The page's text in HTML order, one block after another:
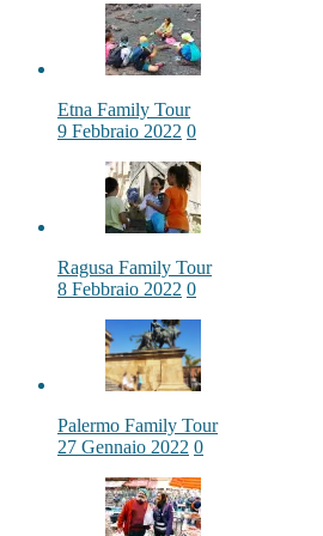
Etna Family Tour
9 Febbraio 2022 0
Ragusa Family Tour
8 Febbraio 2022 0
Palermo Family Tour
27 Gennaio 2022 0